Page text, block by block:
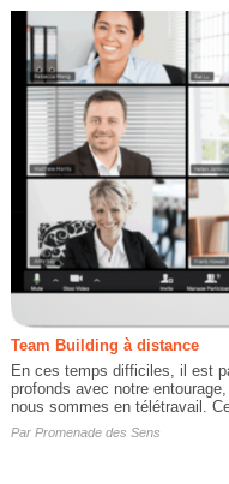
Team Building à distance
En ces temps difficiles, il est
profonds avec notre
nous sommes en télétravail.
Par Promenade des Sens